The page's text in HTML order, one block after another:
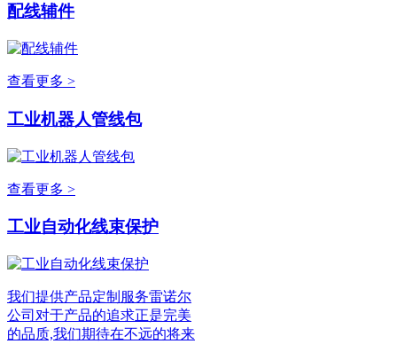
配线辅件
查看更多 >
工业机器人管线包
查看更多 >
工业自动化线束保护
我们提供产品定制服务雷诺尔
公司对于产品的追求正是完美
的品质,我们期待在不远的将来